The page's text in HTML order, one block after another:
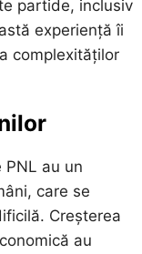
partide, inclusiv
experiență îi
complexităților
PNL au un
care se
Creșterea
au